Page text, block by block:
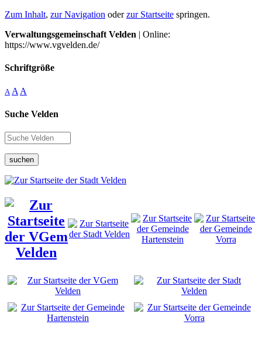
Zum Inhalt, zur Navigation oderzur Startseite springen.
Verwaltungsgemeinschaft Velden | Online:
https://www.vgvelden.de/
Schriftgröße
A A A
Suche Velden
suchen